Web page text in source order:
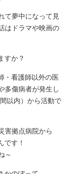
て夢中になって見
はドラマや映画の
すか？
・看護師以外の医
多傷病者が発生し
以内）から活動で
害拠点病院から
です！
～